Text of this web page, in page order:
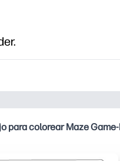
para colorear Maze